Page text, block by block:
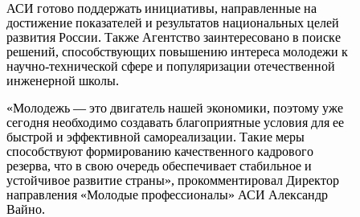
АСИ готово поддержать инициативы, направленные на
достижение показателей и результатов национальных целей
развития России. Также Агентство заинтересовано в поиске
решений, способствующих повышению интереса молодежи к
научно-технической сфере и популяризации отечественной
инженерной школы.
«Молодежь — это двигатель нашей экономики, поэтому уже
сегодня необходимо создавать благоприятные условия для ее
быстрой и эффективной самореализации. Такие меры
способствуют формированию качественного кадрового
резерва, что в свою очередь обеспечивает стабильное и
устойчивое развитие страны», прокомментировал Директор
направления «Молодые профессионалы» АСИ Александр
Вайно.